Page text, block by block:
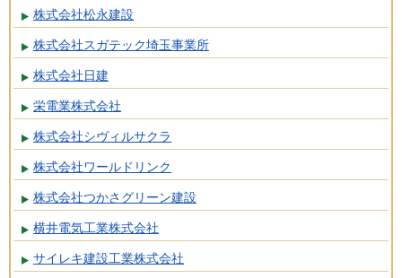
株式会社松永建設
株式会社スガテック埼玉事業所
株式会社日建
栄電業株式会社
株式会社シヴィルサクラ
株式会社ワールドリンク
株式会社つかさグリーン建設
横井電気工業株式会社
サイレキ建設工業株式会社